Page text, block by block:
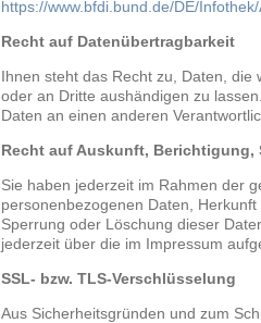
https://www.bfdi.bund.de/DE/
Recht auf Datenübertragbarkeit
Ihnen steht das Recht zu, Daten,
oder an Dritte aushändigen zu
Daten an einen anderen
Recht auf Auskunft, Berichtigung,
Sie haben jederzeit im Rahmen der
personenbezogenen Daten,
Sperrung oder Löschung dieser
jederzeit über die im Impressum
SSL- bzw. TLS-Verschlüsselung
Aus Sicherheitsgründen und zum